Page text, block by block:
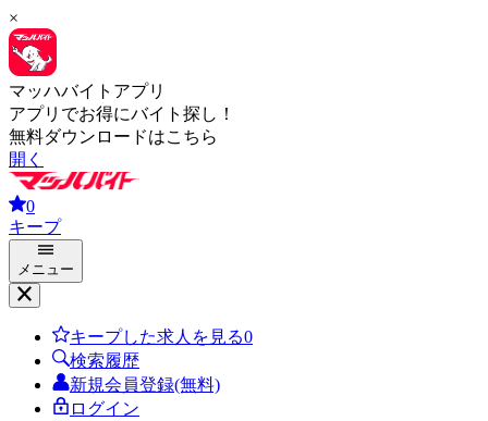
×
マッハバイトアプリ
アプリでお得にバイト探し！
無料ダウンロードはこちら
開く
0
キープ
メニュー
キープした求人を見る0
検索履歴
新規会員登録(無料)
ログイン